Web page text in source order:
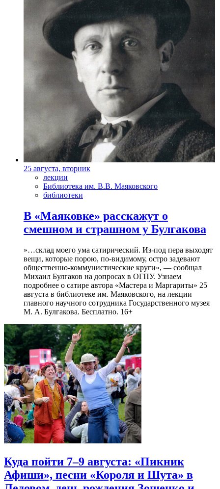
25 августа, вторник
лекции
Библиотека им. В.В. Маяковского
библиотеки
В «Маяковке» расскажут о
смешном и страшном у Булгакова
»…склад моего ума сатирический. Из-под пера выходят
вещи, которые порою, по-видимому, остро задевают
общественно-коммунистические круги», — сообщал
Михаил Булгаков на допросах в ОГПУ. Узнаем
подробнее о сатире автора «Мастера и Маргариты» 25
августа в библиотеке им. Маяковского, на лекции
главного научного сотрудника Государственного музея
М. А. Булгакова. Бесплатно. 16+
Куда пойти 7–9 августа: «Пикник
Афиши», песни «Короля и Шута» в